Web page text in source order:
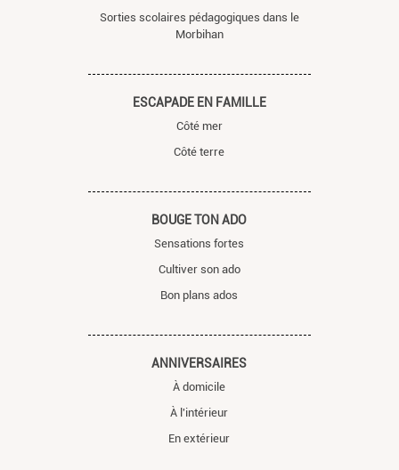
Sorties scolaires pédagogiques dans le
Morbihan
ESCAPADE EN FAMILLE
Côté mer
Côté terre
BOUGE TON ADO
Sensations fortes
Cultiver son ado
Bon plans ados
ANNIVERSAIRES
À domicile
À l'intérieur
En extérieur